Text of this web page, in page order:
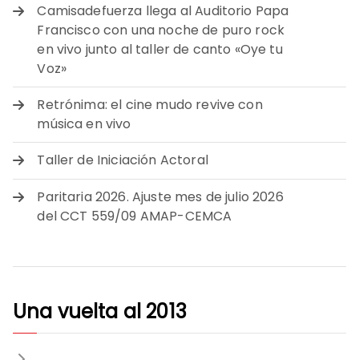
Camisadefuerza llega al Auditorio Papa
Francisco con una noche de puro rock
en vivo junto al taller de canto «Oye tu
Voz»
Retrónima: el cine mudo revive con
música en vivo
Taller de Iniciación Actoral
Paritaria 2026. Ajuste mes de julio 2026
del CCT 559/09 AMAP-CEMCA
Una vuelta al 2013